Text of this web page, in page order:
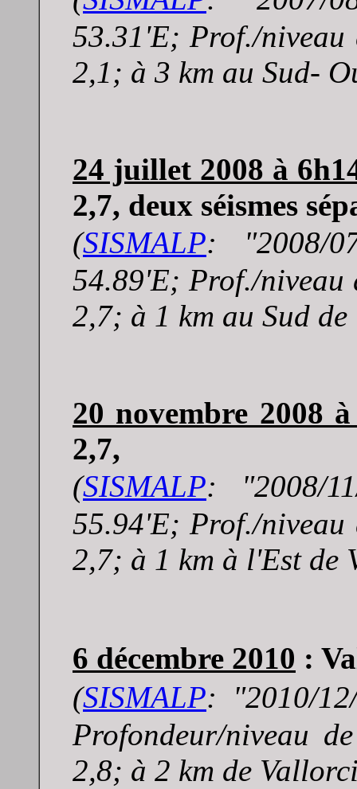
53.31'E; Prof./
2,1; à 3 km au Sud-
24 juillet 2008 à
2,7, deux séismes
(SISMALP: "2008/
54.89'E; Prof./
2,7; à 1 km au Sud
20 novembre 2008
2,7,
(SISMALP: "2008/
55.94'E; Prof./
2,7; à 1 km à l'Est de
6 décembre 2010 :
(SISMALP: "2010/
Profondeur/niveau
2,8; à 2 km de